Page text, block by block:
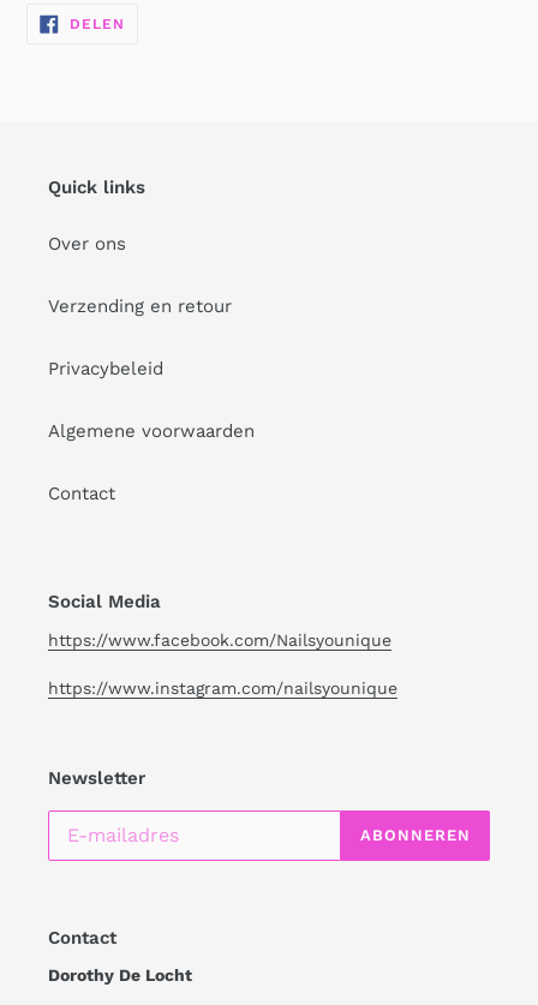
DELEN
Quick links
Over ons
Verzending en retour
Privacybeleid
Algemene voorwaarden
Contact
Social Media
https://www.facebook.com/Nailsyounique
https://www.instagram.com/nailsyounique
Newsletter
ABONNEREN
Contact
Dorothy De Locht